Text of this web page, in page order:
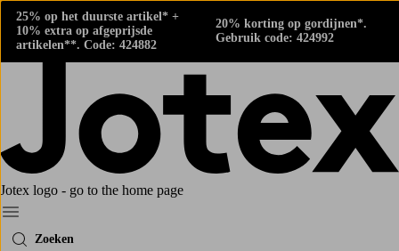
25% op het duurste artikel* +
10% extra op afgeprijsde
artikelen**. Code: 424882
20% korting op gordijnen*.
Gebruik code: 424992
Jotex logo - go to the home page
Menu
Zoeken